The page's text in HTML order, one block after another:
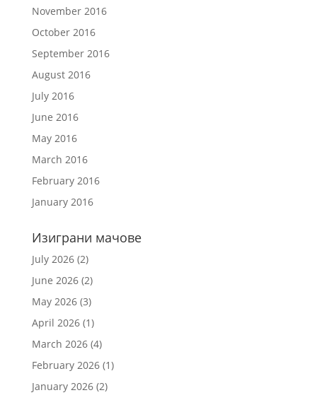
November 2016
October 2016
September 2016
August 2016
July 2016
June 2016
May 2016
March 2016
February 2016
January 2016
Изиграни мачове
July 2026(2)
June 2026(2)
May 2026(3)
April 2026(1)
March 2026(4)
February 2026(1)
January 2026(2)